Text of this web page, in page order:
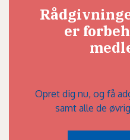
er
Opret dig nu, og få
samt alle de